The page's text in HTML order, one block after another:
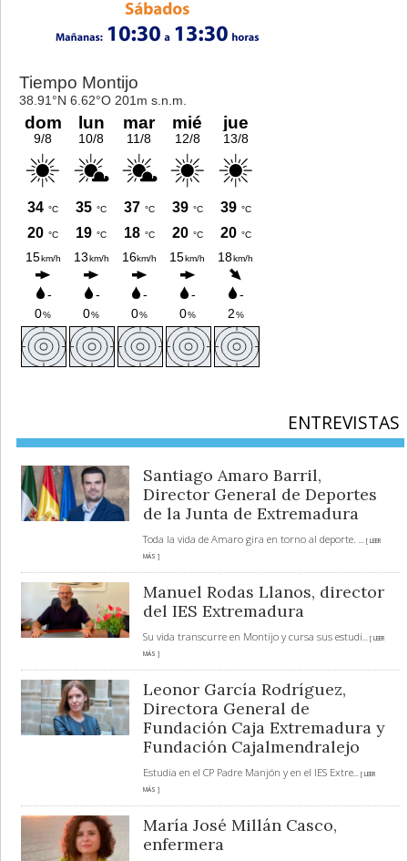
ENTREVISTAS
Santiago Amaro Barril,
Director General de Deportes
de la Junta de Extremadura
Toda la vida de Amaro gira en torno al deporte.
... [ LEER
MÁS ]
Manuel Rodas Llanos, director
del IES Extremadura
Su vida transcurre en Montijo y cursa sus estudi... [ LEER
MÁS ]
Leonor García Rodríguez,
Directora General de
Fundación Caja Extremadura y
Fundación Cajalmendralejo
Estudia en el CP Padre Manjón y en el IES Extre... [ LEER
MÁS ]
María José Millán Casco,
enfermera